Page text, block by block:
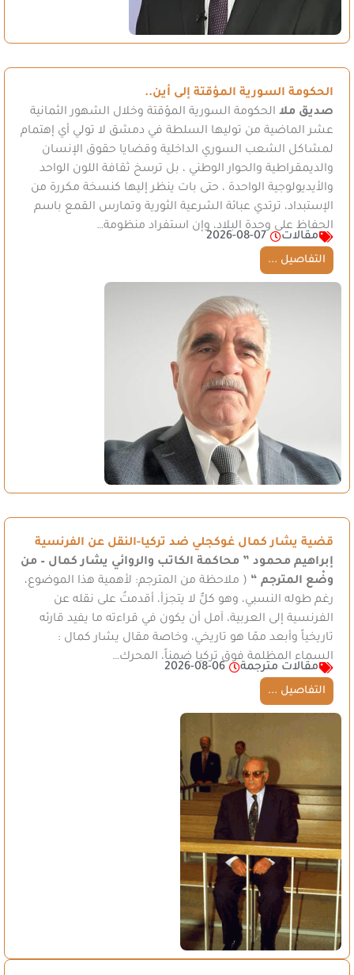
الحكومة السورية المؤقتة إلى أين..
صديق ملا الحكومة السورية المؤقتة وخلال الشهور الثمانية
عشر الماضية من توليها السلطة في دمشق لا تولي أي إهتمام
لمشاكل الشعب السوري الداخلية وقضايا حقوق الإنسان
والديمقراطية والحوار الوطني ، بل ترسخ ثقافة اللون الواحد
والأيديولوجية الواحدة ، حتى بات ينظر إليها كنسخة مكررة من
الإستبداد، ترتدي عبائة الشرعية الثورية وتمارس القمع باسم
الحفاظ على وحدة البلاد، وإن استفراد منظومة…
مقالات
2026-08-07
التفاصيل ...
قضية يشار كمال غوكجلي ضد تركيا-النقل عن الفرنسية
إبراهيم محمود ” محاكمة الكاتب والروائي يشار كمال – من
وضْع المترجم “ ( ملاحظة من المترجم: لأهمية هذا الموضوع،
رغم طوله النسبي، وهو كلٌّ لا يتجزأ، أقدمتُ على نقله عن
الفرنسية إلى العربية، آمل أن يكون في قراءته ما يفيد قارئه
تاريخياً وأبعد ممّا هو تاريخي، وخاصة مقال يشار كمال :
السماء المظلمة فوق تركيا ضمناً، المحرك…
مقالات مترجمة
2026-08-06
التفاصيل ...